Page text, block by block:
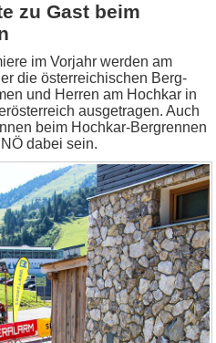
zu Gast beim
im Vorjahr werden am
die österreichischen Berg-
und Herren am Hochkar in
ausgetragen. Auch
beim Hochkar-Bergrennen
dabei sein.